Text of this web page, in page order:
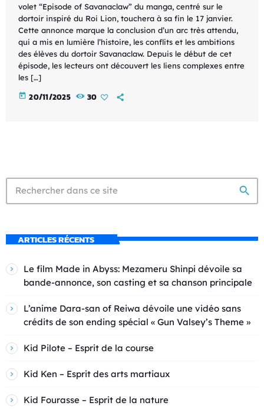
volet “Episode of Savanaclaw” du manga, centré sur le
dortoir inspiré du Roi Lion, touchera à sa fin le 17 janvier.
Cette annonce marque la conclusion d’un arc très attendu,
qui a mis en lumière l’histoire, les conflits et les ambitions
des élèves du dortoir Savanaclaw. Depuis le début de cet
épisode, les lecteurs ont découvert les liens complexes entre
les […]
today 20/11/2025 30
search
ARTICLES RÉCENTS
Le film Made in Abyss: Mezameru Shinpi dévoile sa
bande-annonce, son casting et sa chanson principale
L’anime Dara-san of Reiwa dévoile une vidéo sans
crédits de son ending spécial « Gun Valsey’s Theme »
Kid Pilote – Esprit de la course
Kid Ken – Esprit des arts martiaux
Kid Fourasse – Esprit de la nature